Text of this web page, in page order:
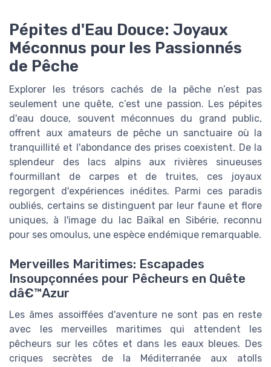
Pépites d'Eau Douce: Joyaux
Méconnus pour les Passionnés
de Pêche
Explorer les trésors cachés de la pêche n’est pas
seulement une quête, c’est une passion. Les pépites
d'eau douce, souvent méconnues du grand public,
offrent aux amateurs de pêche un sanctuaire où la
tranquillité et l'abondance des prises coexistent. De la
splendeur des lacs alpins aux rivières sinueuses
fourmillant de carpes et de truites, ces joyaux
regorgent d'expériences inédites. Parmi ces paradis
oubliés, certains se distinguent par leur faune et flore
uniques, à l'image du lac Baïkal en Sibérie, reconnu
pour ses omoulus, une espèce endémique remarquable.
Merveilles Maritimes: Escapades
Insoupçonnées pour Pêcheurs en Quête
dâ€™Azur
Les âmes assoiffées d'aventure ne sont pas en reste
avec les merveilles maritimes qui attendent les
pêcheurs sur les côtes et dans les eaux bleues. Des
criques secrètes de la Méditerranée aux atolls